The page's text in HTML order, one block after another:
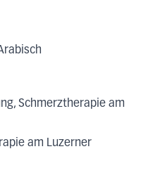
Schmerztherapie am
am Luzerner